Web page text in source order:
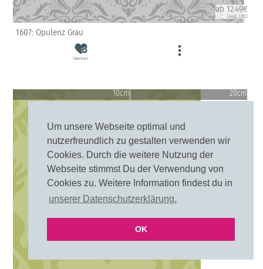
Um unsere Webseite optimal und
nutzerfreundlich zu gestalten verwenden wir
Cookies. Durch die weitere Nutzung der
Webseite stimmst Du der Verwendung von
Cookies zu. Weitere Information findest du in
unserer Datenschutzerklärung.
OK
ab 12.49€
(inkl. USt)
1607: Opulenz Grau
Merken
10cm 20cm